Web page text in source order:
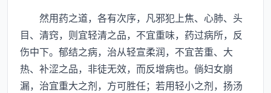
然用药之道，各有次序，凡邪犯上焦、心肺、头
目、清窍，则宜轻清之品，不宜重味，药过病所，反
伤中下。郁结之病，治从轻宣柔润，不宜苦重、大
热、补涩之品，非徒无效，而反增病也。倘妇女崩
漏，治宜重大之剂，方可胜任；若用轻小之剂，扬汤